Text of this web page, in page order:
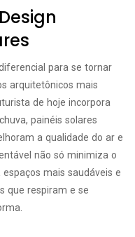
para se tornar
arquitetônicos mais
de hoje incorpora
painéis solares
a qualidade do ar e
não só minimiza o
mais saudáveis e
que respiram e se